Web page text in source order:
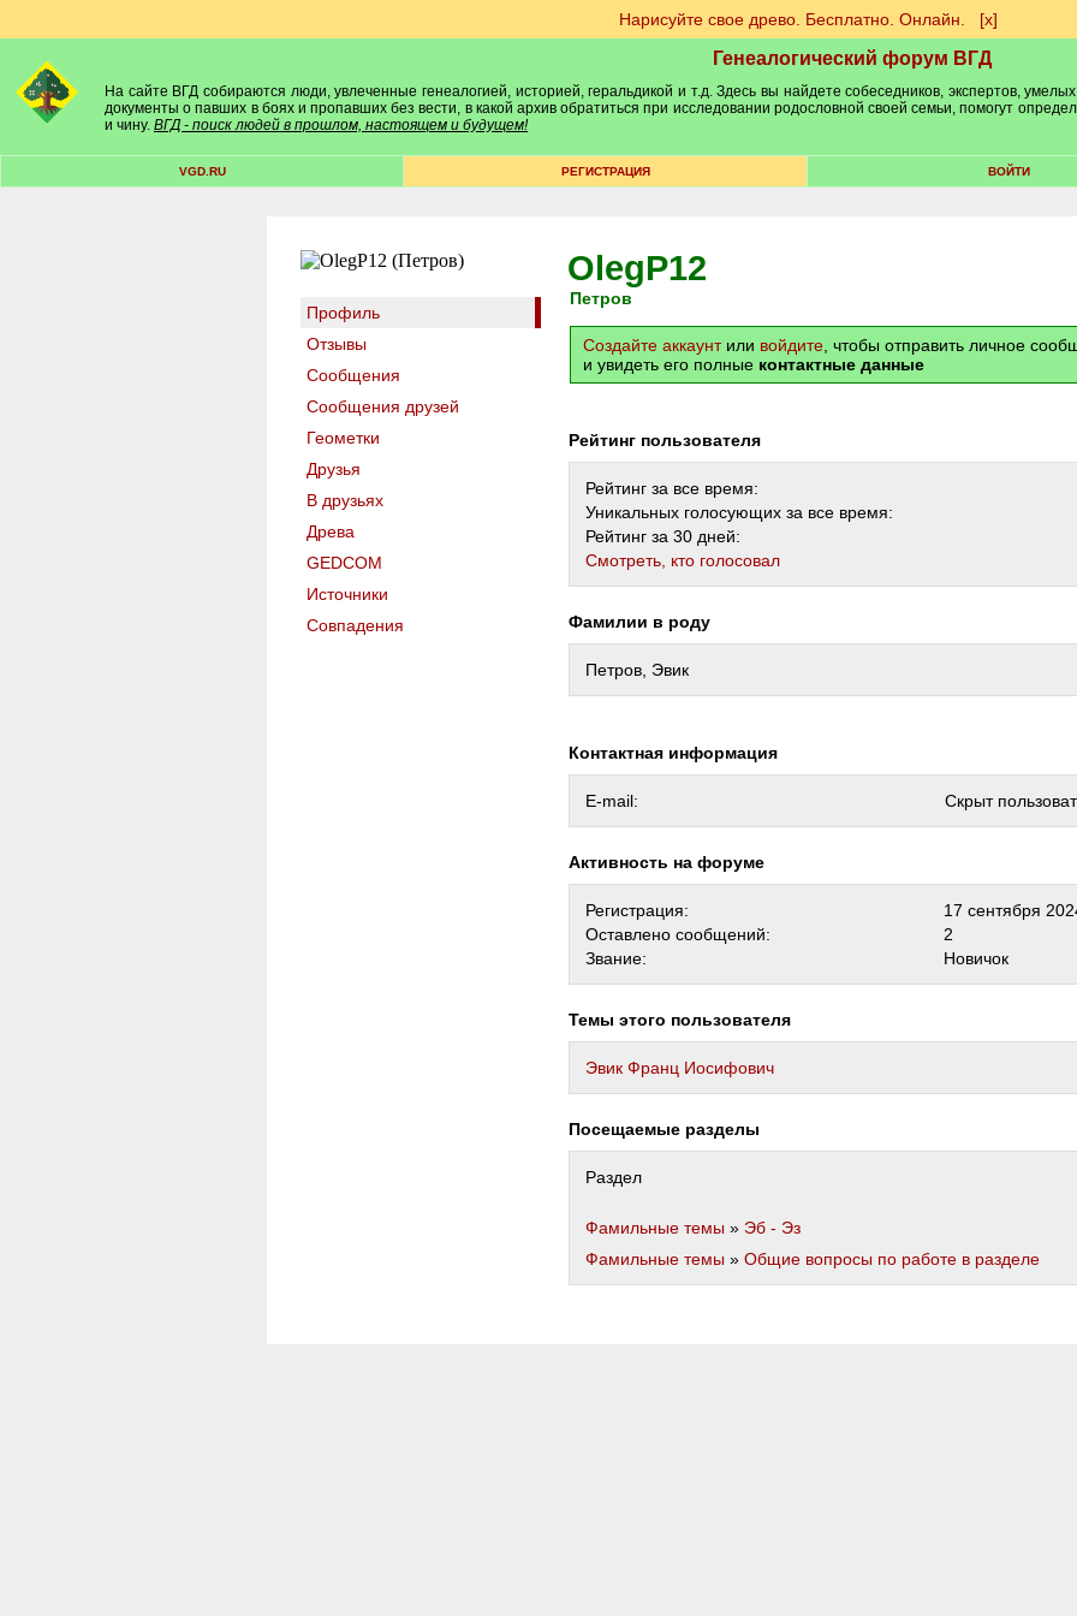
Нарисуйте свое древо. Бесплатно. Онлайн. [х]
Генеалогический форум ВГД
На сайте ВГД собираются люди, увлеченные генеалогией, историей, геральдикой и т.д. Здесь вы найдете собеседников, экспертов,
документы о павших в боях и пропавших без вести, в какой архив обратиться при исследовании родословной своей семьи, помогут
и чину. ВГД - поиск людей в прошлом, настоящем и будущем!
VGD.RU РЕГИСТРАЦИЯ ВОЙТИ
Профиль
Отзывы
Сообщения
Сообщения друзей
Геометки
Друзья
В друзьях
Древа
GEDCOM
Источники
Совпадения
OlegP12
Петров
Создайте аккаунтили войдите , чтобы отправить личное
и увидеть его полные контактные данные
Рейтинг пользователя
Рейтинг за все время:
Уникальных голосующих за все время:
Рейтинг за 30 дней:
Cмотреть, кто голосовал
Фамилии в роду
Петров, Эвик
Контактная информация
E-mail: Скрыт
Активность на форуме
Регистрация:
17 сентября
Оставлено сообщений:
2
Звание:
Новичок
Темы этого пользователя
Эвик Франц Иосифович
Посещаемые разделы
Раздел
Фамильные темы » Эб - Эз
Фамильные темы » Общие вопросы по работе в разделе